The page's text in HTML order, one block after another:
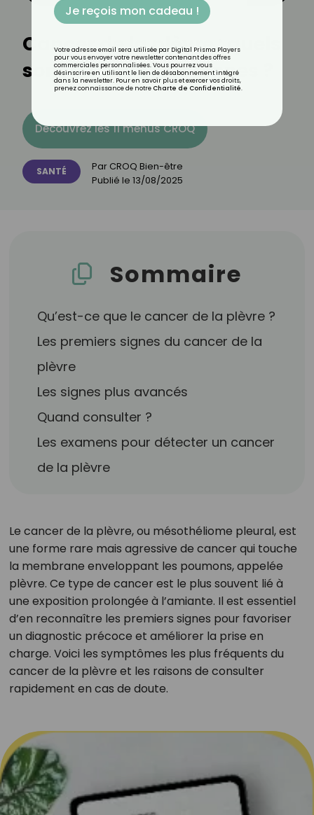
Cancer de la plèvre : quels
sont les premiers signes ?
Découvrez les 11 menus CROQ
SANTÉ Par CROQ Bien-être
Publié le 13/08/2025
Sommaire
Qu’est-ce que le cancer de la plèvre ?
Les premiers signes du cancer de la
plèvre
Les signes plus avancés
Quand consulter ?
Les examens pour détecter un cancer
de la plèvre
Le cancer de la plèvre, ou mésothéliome pleural, est
une forme rare mais agressive de cancer qui touche
la membrane enveloppant les poumons, appelée
plèvre. Ce type de cancer est le plus souvent lié à
une exposition prolongée à l’amiante. Il est essentiel
d’en reconnaître les premiers signes pour favoriser
un diagnostic précoce et améliorer la prise en
charge. Voici les symptômes les plus fréquents du
cancer de la plèvre et les raisons de consulter
rapidement en cas de doute.
Je reçois mon cadeau !
Votre adresse email sera utilisée par Digital Prisma Players
pour vous envoyer votre newsletter contenant des offres
commerciales personnalisées. Vous pourrez vous
désinscrire en utilisant le lien de désabonnement intégré
dans la newsletter. Pour en savoir plus et exercer vos droits,
prenez connaissance de notre Charte de Confidentialité.